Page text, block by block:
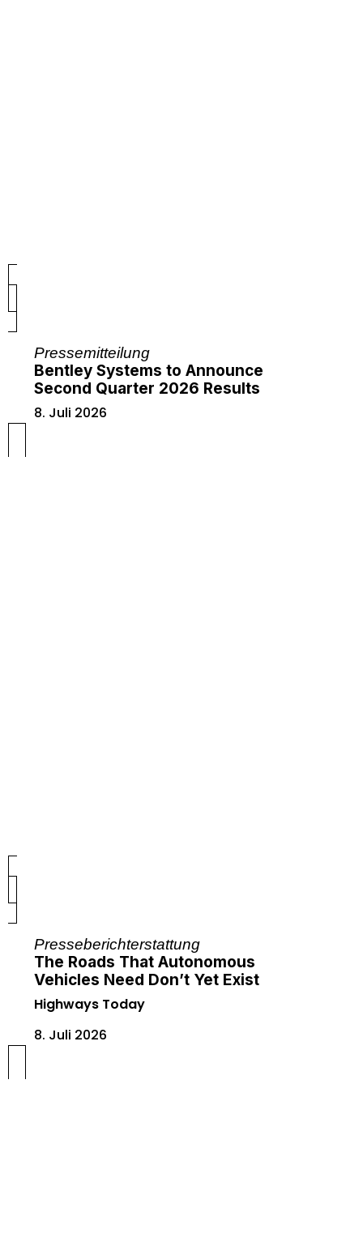
Pressemitteilung
Bentley Systems to Announce
Second Quarter 2026 Results
8. Juli 2026
Presseberichterstattung
The Roads That Autonomous
Vehicles Need Don’t Yet Exist
Highways Today
8. Juli 2026